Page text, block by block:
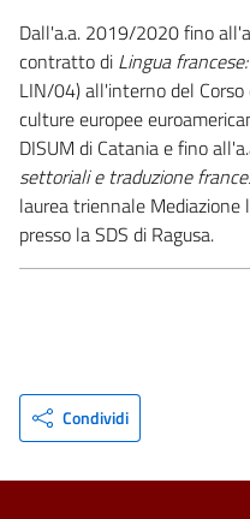
Dall'a.a. 2019/2020 fino
contratto di Lingua
LIN/04) all'interno del
culture europee
DISUM di Catania e fino
settoriali e traduzione
laurea triennale
presso la SDS di Ragusa.
Condividi